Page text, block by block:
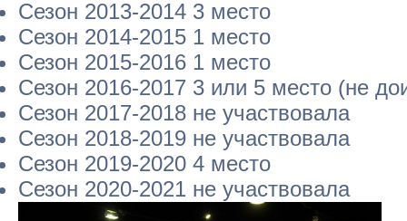
Сезон 2013-2014 3 место
Сезон 2014-2015 1 место
Сезон 2015-2016 1 место
Сезон 2016-2017 3 или 5 место (не
Сезон 2017-2018 не участвовала
Сезон 2018-2019 не участвовала
Сезон 2019-2020 4 место
Сезон 2020-2021 не участвовала